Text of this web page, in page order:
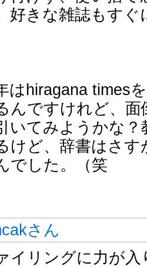
好きな雑誌もすぐ
はhiragana times
んですけれど、
いてみようかな
けど、辞書はさ
でした。（笑
さん
イリングに力が入